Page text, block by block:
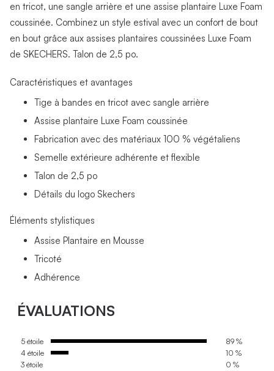
en tricot, une sangle arrière et une assise plantaire Luxe Foam
coussinée. Combinez un style estival avec un confort de bout
en bout grâce aux assises plantaires coussinées Luxe Foam
de SKECHERS. Talon de 2,5 po.
Caractéristiques et avantages
Tige à bandes en tricot avec sangle arrière
Assise plantaire Luxe Foam coussinée
Fabrication avec des matériaux 100 % végétaliens
Semelle extérieure adhérente et flexible
Talon de 2,5 po
Détails du logo Skechers
Éléments stylistiques
Assise Plantaire en Mousse
Tricoté
Adhérence
ÉVALUATIONS
5 étoile
89 %
4 étoile
10 %
3 étoile
0 %